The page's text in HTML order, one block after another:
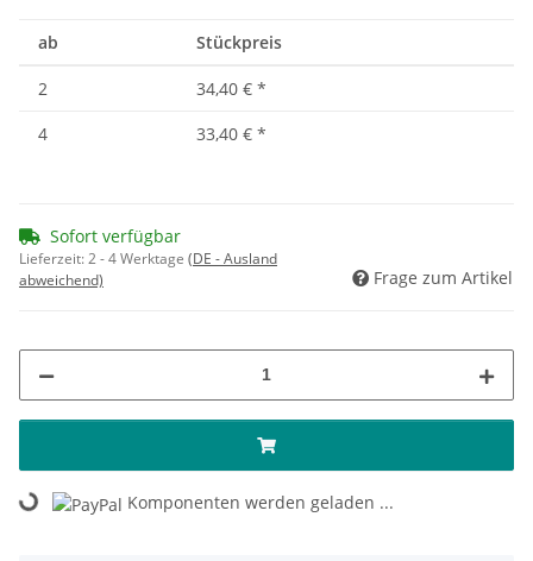
ab Stückpreis
2 34,40 € *
4
33,40 € *
Sofort verfügbar
Lieferzeit:2 - 4 Werktage (DE - Ausland
abweichend)
Frage zum Artikel
Loading... Komponenten werden geladen ...